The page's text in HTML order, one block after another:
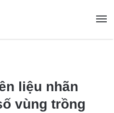
liệu nhãn
vùng trồng